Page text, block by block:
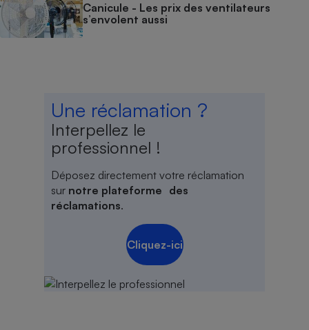
Canicule - Les prix des ventilateurs
s’envolent aussi
Une réclamation ?
Interpellez le
professionnel !
Déposez directement votre réclamation
sur notre plateforme des
réclamations.
Cliquez-ici